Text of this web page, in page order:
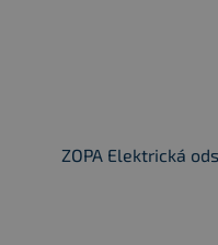
ZOPA Elektrická